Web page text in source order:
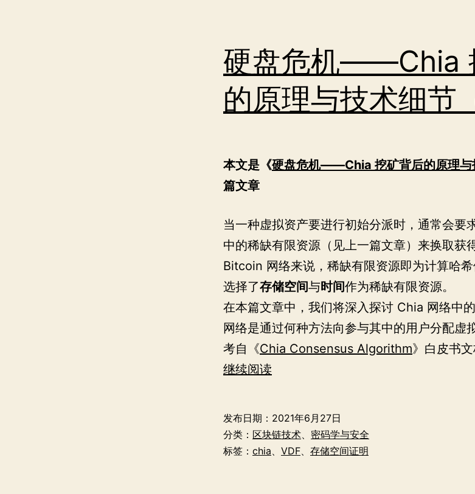
硬盘危机——Chia
的原理与技术细节
本文是《硬盘危机——Chia 挖矿背后的原理与
篇文章
当一种虚拟资产要进行初始分派时，通常会要
中的稀缺有限资源（见上一篇文章）来换取获
Bitcoin 网络来说，稀缺有限资源即为计算哈
选择了存储空间与时间作为稀缺有限资源。
在本篇文章中，我们将深入探讨 Chia 网络中
网络是通过何种方法向参与其中的用户分配虚
考自《Chia Consensus Algorithm》白皮书文
继续阅读
机
——
发布日期： 2021年6月27日
分类： 区块链技术、 密码学与安全
标签： chia、 VDF、 存储空间证明